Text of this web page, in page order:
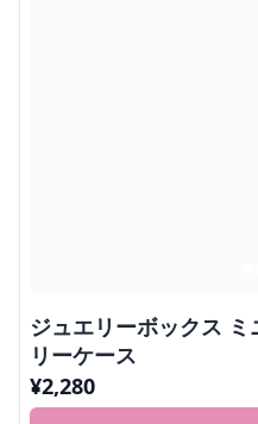
ジュエリーボックス
リーケース
¥2,280